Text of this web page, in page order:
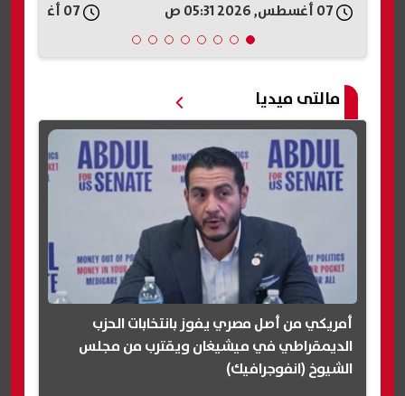
مالتى ميديا
أمريكي من أصل مصري يفوز بانتخابات الحزب
الديمقراطي في ميشيغان ويقترب من مجلس
الشيوخ (انفوجرافيك)